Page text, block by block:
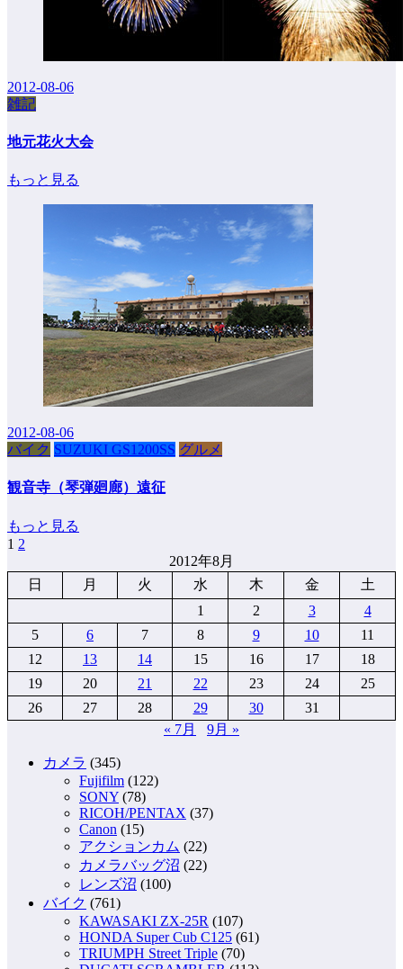
2012-08-06
雑記
地元花火大会
もっと見る
2012-08-06
バイク SUZUKI GS1200SS グルメ
観音寺（琴弾廻廊）遠征
もっと見る
投
稿
の
ジ
送
1 2
2012年8月
日
月 火 水 木 金
土
1
2 3
4
5
6 7 8 9 10
11
12
13 14 15 16 17
18
19
20 21 22 23 24
25
26
27 28 29 30
31
« 7月
9月 »
カメラ (345)
Fujifilm (122)
SONY (78)
RICOH/PENTAX (37)
Canon (15)
アクションカム (22)
カメラバッグ沼 (22)
レンズ沼 (100)
バイク (761)
KAWASAKI ZX-25R (107)
HONDA Super Cub C125 (61)
TRIUMPH Street Triple (70)